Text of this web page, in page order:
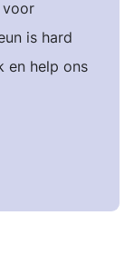
voor
is hard
en help ons